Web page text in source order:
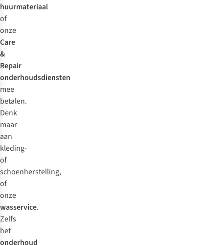
huurmateriaal
of
onze
Care
&
Repair
onderhoudsdiensten
mee
betalen.
Denk
maar
aan
kleding-
of
schoenherstelling,
of
onze
wasservice.
Zelfs
het
onderhoud